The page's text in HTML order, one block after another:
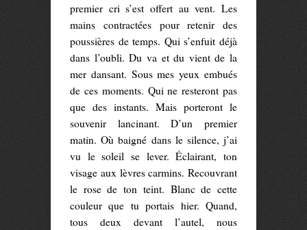
premier cri s’est offert au vent. Les
mains contractées pour retenir des
poussières de temps. Qui s’enfuit déjà
dans l’oubli. Du va et du vient de la
mer dansant. Sous mes yeux embués
de ces moments. Qui ne resteront pas
que des instants. Mais porteront le
souvenir lancinant. D’un premier
matin. Où baigné dans le silence, j’ai
vu le soleil se lever. Éclairant, ton
visage aux lèvres carmins. Recouvrant
le rose de ton teint. Blanc de cette
couleur que tu portais hier. Quand,
tous deux devant l’autel, nous